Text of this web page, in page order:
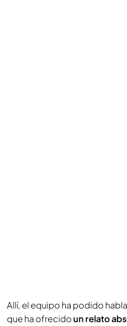
Allí, el equipo ha podido
que ha ofrecido un relato